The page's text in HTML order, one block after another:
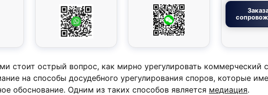
стоит острый вопрос, как мирно урегулировать коммерческий
на способы досудебного урегулирования споров, которые
обоснование. Одним из таких способов является медиация.